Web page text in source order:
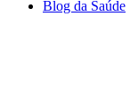
Blog da Saúde